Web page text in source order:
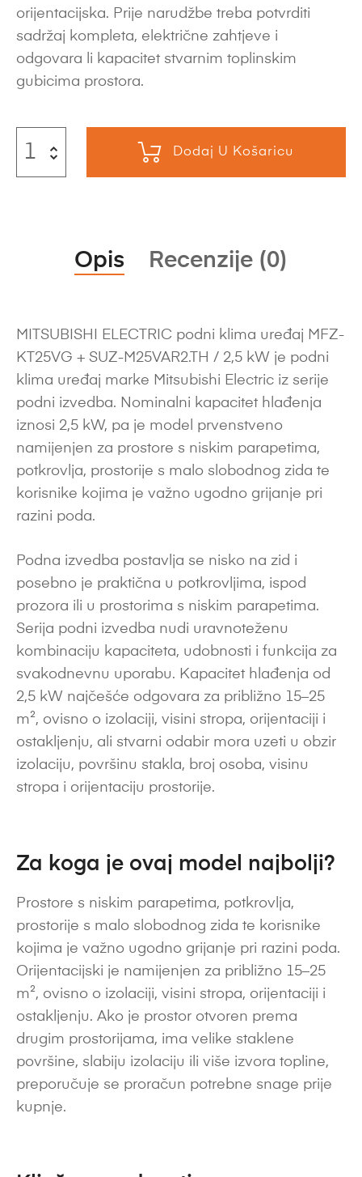
orijentacijska. Prije narudžbe treba potvrditi
sadržaj kompleta, električne zahtjeve i
odgovara li kapacitet stvarnim toplinskim
gubicima prostora.
Dodaj U Košaricu
Opis Recenzije (0)
MITSUBISHI ELECTRIC podni klima uređaj MFZ-
KT25VG + SUZ-M25VAR2.TH / 2,5 kW je podni
klima uređaj marke Mitsubishi Electric iz serije
podni izvedba. Nominalni kapacitet hlađenja
iznosi 2,5 kW, pa je model prvenstveno
namijenjen za prostore s niskim parapetima,
potkrovlja, prostorije s malo slobodnog zida te
korisnike kojima je važno ugodno grijanje pri
razini poda.
Podna izvedba postavlja se nisko na zid i
posebno je praktična u potkrovljima, ispod
prozora ili u prostorima s niskim parapetima.
Serija podni izvedba nudi uravnoteženu
kombinaciju kapaciteta, udobnosti i funkcija za
svakodnevnu uporabu. Kapacitet hlađenja od
2,5 kW najčešće odgovara za približno 15–25
m², ovisno o izolaciji, visini stropa, orijentaciji i
ostakljenju, ali stvarni odabir mora uzeti u obzir
izolaciju, površinu stakla, broj osoba, visinu
stropa i orijentaciju prostorije.
Za koga je ovaj model najbolji?
Prostore s niskim parapetima, potkrovlja,
prostorije s malo slobodnog zida te korisnike
kojima je važno ugodno grijanje pri razini poda.
Orijentacijski je namijenjen za približno 15–25
m², ovisno o izolaciji, visini stropa, orijentaciji i
ostakljenju. Ako je prostor otvoren prema
drugim prostorijama, ima velike staklene
površine, slabiju izolaciju ili više izvora topline,
preporučuje se proračun potrebne snage prije
kupnje.